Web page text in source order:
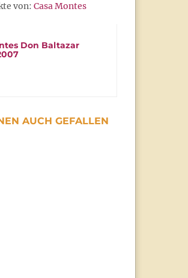
von: Casa Montes
Don Baltazar
AUCH GEFALLEN